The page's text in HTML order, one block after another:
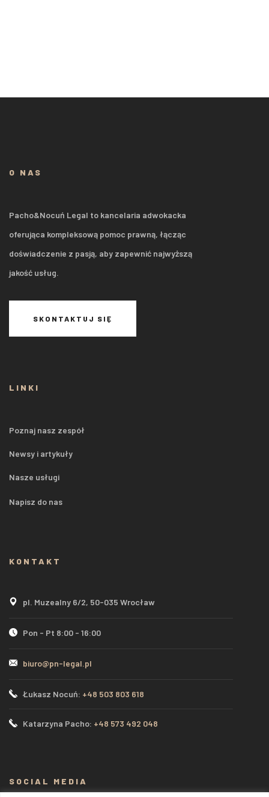
O NAS
Pacho&Nocuń Legal to kancelaria adwokacka
oferująca kompleksową pomoc prawną, łącząc
doświadczenie z pasją, aby zapewnić najwyższą
jakość usług.
SKONTAKTUJ SIĘ
LINKI
Poznaj nasz zespół
Newsy i artykuły
Nasze usługi
Napisz do nas
KONTAKT
pl. Muzealny 6/2, 50-035 Wrocław
Pon - Pt 8:00 - 16:00
biuro@pn-legal.pl
Łukasz Nocuń: +48 503 803 618
Katarzyna Pacho: +48 573 492 048
SOCIAL MEDIA